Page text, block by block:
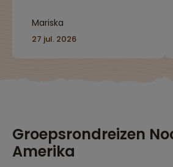
Mariska
27 jul. 2026
Groepsrondreizen
Amerika